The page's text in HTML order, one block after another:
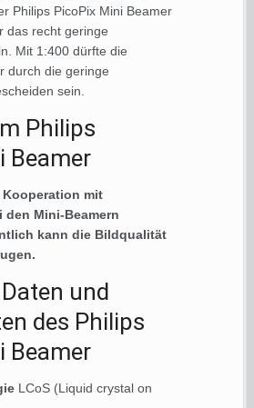
Philips PicoPix Mini Beamer
das recht geringe
Mit 1:400 dürfte die
durch die geringe
sein.
Philips
Beamer
mit
den Mini-Beamern
kann die Bildqualität
und
des Philips
Beamer
LCoS (Liquid crystal on